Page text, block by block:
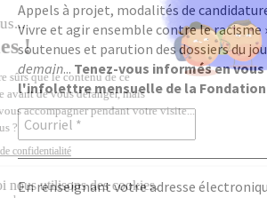
En renseignant votre adresse
consentez à recevoir l'infolettre de la
Seligmann, conformément à notre
confidentialité. Il vous sera possible
désabonner à tout moment.
Appels à projet, modalités de
Vivre et agir ensemble contre le racisme
soutenues et parution des dossiers du
demain... Tenez-vous informés en
l'infolettre mensuelle de la
En renseignant votre adresse